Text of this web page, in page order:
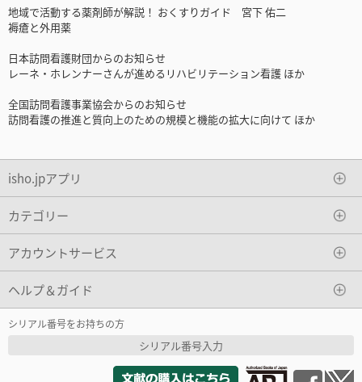
地域で活動する薬剤師が解説！ おくすりガイド 宮下 佑二
褥瘡と外用薬
日本訪問看護財団からのお知らせ
レーネ・ホレンナーさんが進めるリハビリテーション看護 ほか
全国訪問看護事業協会からのお知らせ
訪問看護の推進と質向上のための規模と機能の拡大に向けて ほか
isho.jpアプリ
カテゴリー
アカウントサービス
ヘルプ＆ガイド
シリアル番号をお持ちの方
シリアル番号入力